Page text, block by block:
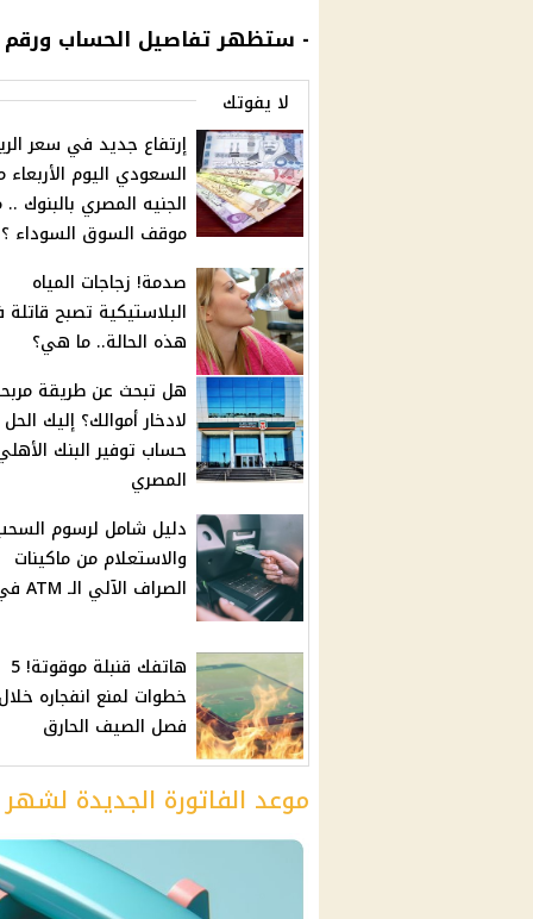
- ستظهر تفاصيل الحساب
لا يفوتك
إرتفاع جديد في سعر
السعودي اليوم الأربعاء
الجنيه المصري بالبنوك
موقف السوق السوداء ؟
صدمة! زجاجات المياه
البلاستيكية تصبح
هذه الحالة.. ما هي؟
هل تبحث عن طريقة
لادخار أموالك؟ إليك
حساب توفير البنك
المصري
دليل شامل لرسوم
والاستعلام من ماكينات
الصراف الآلي الـ ATM في مصر
هاتفك قنبلة موقوتة! 5
خطوات لمنع انفجاره
فصل الصيف الحارق
موعد الفاتورة الجديدة